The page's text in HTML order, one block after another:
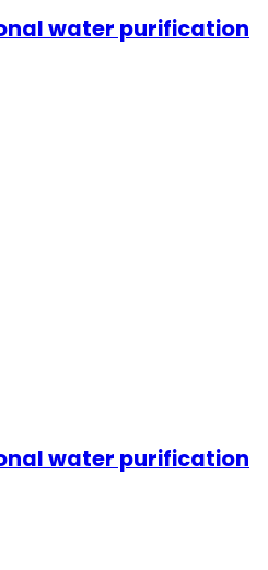
water purification
water purification